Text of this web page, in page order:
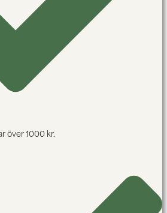
över 1000 kr.